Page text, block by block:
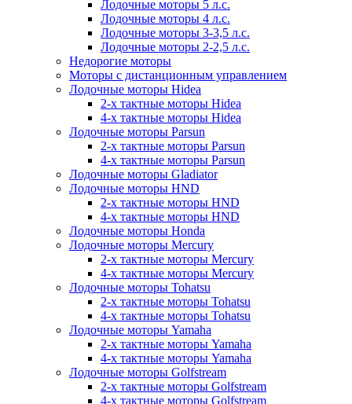
Лодочные моторы 5 л.с.
Лодочные моторы 4 л.с.
Лодочные моторы 3-3,5 л.с.
Лодочные моторы 2-2,5 л.с.
Недорогие моторы
Моторы с дистанционным управлением
Лодочные моторы Hidea
2-х тактные моторы Hidea
4-х тактные моторы Hidea
Лодочные моторы Parsun
2-х тактные моторы Parsun
4-х тактные моторы Parsun
Лодочные моторы Gladiator
Лодочные моторы HND
2-х тактные моторы HND
4-х тактные моторы HND
Лодочные моторы Honda
Лодочные моторы Mercury
2-х тактные моторы Mercury
4-х тактные моторы Mercury
Лодочные моторы Tohatsu
2-х тактные моторы Tohatsu
4-х тактные моторы Tohatsu
Лодочные моторы Yamaha
2-х тактные моторы Yamaha
4-х тактные моторы Yamaha
Лодочные моторы Golfstream
2-х тактные моторы Golfstream
4-х тактные моторы Golfstream